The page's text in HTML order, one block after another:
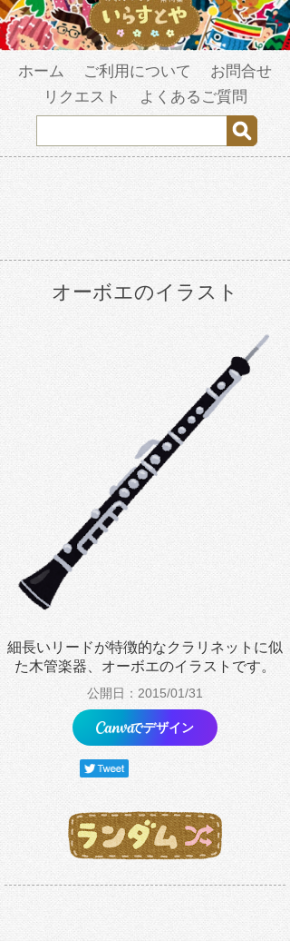
ホーム ご利用について
お問合せ
リクエスト
よくあるご質問
オーボエのイラスト
細長いリードが特徴的なクラリネットに似
た木管楽器、オーボエのイラストです。
公開日：2015/01/31
でデザイン